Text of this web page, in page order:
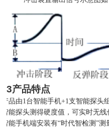
3产品特点
产品由1台智能手机+1支智能探头
智能探头测得硬度值，可实时无
智能手机端安装有“时代智检测”测